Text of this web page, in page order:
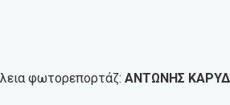
φωτορεπορτάζ: ΑΝΤΩΝΗΣ